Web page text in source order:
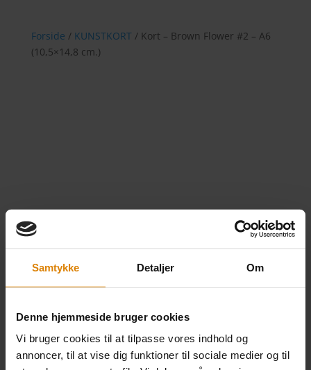
Samtykke Detaljer Om
Denne hjemmeside bruger cookies
Vi bruger cookies til at tilpasse vores indhold og
annoncer, til at vise dig funktioner til sociale medier og til
Forside / KUNSTKORT/ Kort – Brown Flower #2 – A6
(10,5×14,8 cm.)
Kort – Brown Flower #2 –